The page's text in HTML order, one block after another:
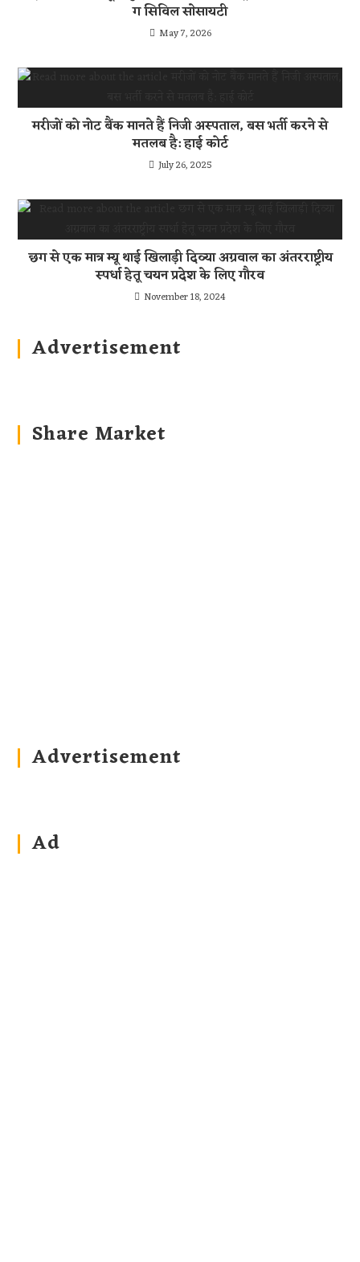
ग सिविल साेसायटी
May 7, 2026
मरीजों को नोट बैंक मानते हैं निजी अस्पताल, बस भर्ती करने से
मतलब है: हाई कोर्ट
July 26, 2025
छग से एक मात्र म्यू थाई खिलाड़ी दिव्या अग्रवाल का अंतरराष्ट्रीय
स्पर्धा हेतू चयन प्रदेश के लिए गौरव
November 18, 2024
Advertisement
Share Market
Advertisement
Ad